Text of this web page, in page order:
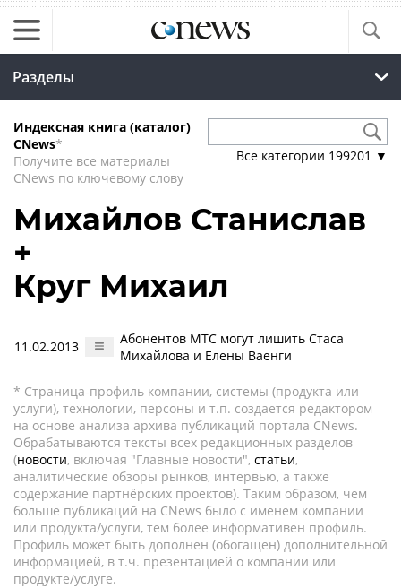
Разделы
Индексная книга (каталог)
CNews*
Получите все материалы
CNews по ключевому слову
Все категории 199201 ▼
Михайлов Станислав
+
Круг Михаил
11.02.2013
Абонентов МТС могут лишить Стаса
Михайлова и Елены Ваенги
* Страница-профиль компании, системы (продукта или
услуги), технологии, персоны и т.п. создается редактором
на основе анализа архива публикаций портала CNews.
Обрабатываются тексты всех редакционных разделов
(новости, включая "Главные новости", статьи,
аналитические обзоры рынков, интервью, а также
содержание партнёрских проектов). Таким образом, чем
больше публикаций на CNews было с именем компании
или продукта/услуги, тем более информативен профиль.
Профиль может быть дополнен (обогащен) дополнительной
информацией, в т.ч. презентацией о компании или
продукте/услуге.